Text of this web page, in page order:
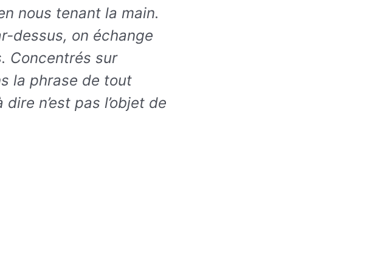
nous tenant la main.
dessus, on échange
Concentrés sur
la phrase de tout
n’est pas l’objet de